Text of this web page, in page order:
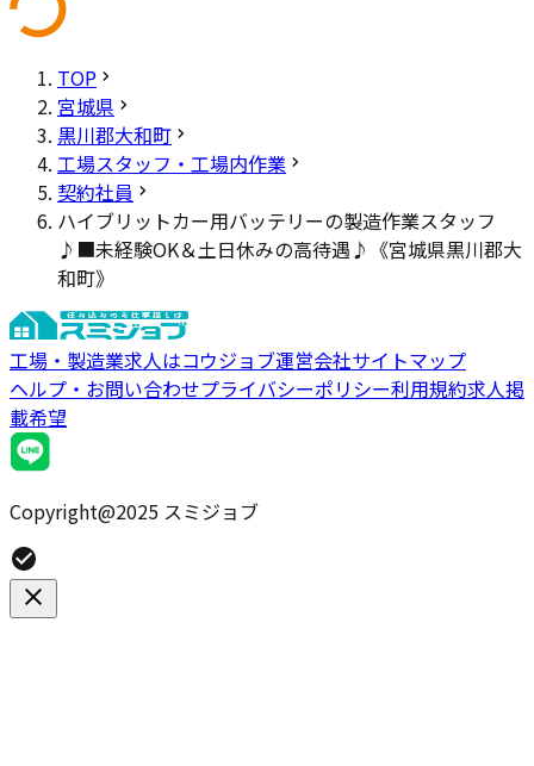
TOP
宮城県
黒川郡大和町
工場スタッフ・工場内作業
契約社員
ハイブリットカー用バッテリーの製造作業スタッフ
♪■未経験OK＆土日休みの高待遇♪《宮城県黒川郡大
和町》
工場・製造業求人はコウジョブ運営会社サイトマップ
ヘルプ・お問い合わせプライバシーポリシー利用規約求人掲
載希望
Copyright@2025 スミジョブ